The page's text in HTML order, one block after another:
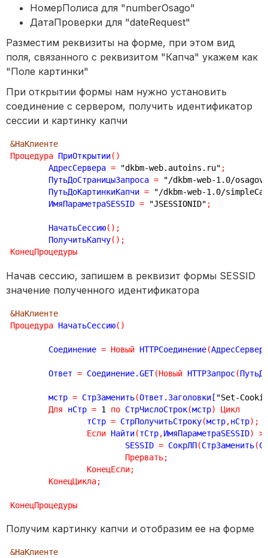
НомерПолиса для "numberOsago"
ДатаПроверки для "dateRequest"
Разместим реквизиты на форме, при этом вид
поля, связанного с реквизитом "Капча" укажем как
"Поле картинки"
При открытии формы нам нужно установить
соединение с сервером, получить идентификатор
сессии и картинку капчи
&НаКлиенте
Процедура ПриОткрытии( )
	АдресСервера
= "dkbm-web.autoins.ru" ;
	ПутьДоСтраницыЗапроса
=
"/dkbm-web-1.0/
	ПутьДоКартинкиКапчи
=
"/dkbm-web-1.0/
	ИмяПараметраSESSID
= "JSESSIONID" ;
	НачатьСессию
( ) ;
	ПолучитьКапчу
( ) ;
КонецПроцедуры
Начав сессию, запишем в реквизит формы SESSID
значение полученного идентификатора
&НаКлиенте
Процедура НачатьСессию( )
	Соединение
= Новый HTTPСоединение(
	Ответ
= Соединение.GET(Новый HTTPЗапрос(
	мстр
= СтрЗаменить(Ответ.Заголовки[ "Set-
Для нСтр = 1 по СтрЧислоСтрок(мстр)
Цикл
		тСтр
= СтрПолучитьСтроку(мстр,нСтр) ;
Если Найти(тСтр,ИмяПараметраSESSID)
>
			SESSID
= СокрЛП(СтрЗаменить(
Прервать;
КонецЕсли;
КонецЦикла;
КонецПроцедуры
Получим картинку капчи и отобразим ее на форме
&НаКлиенте